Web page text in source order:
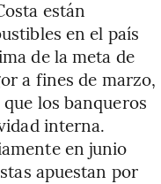
están
en el país
de la meta de
a fines de marzo,
los banqueros
interna.
en junio
apuestan por